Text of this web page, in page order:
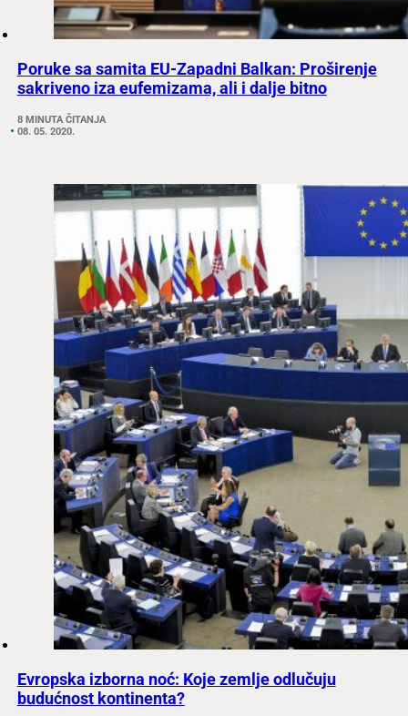
Poruke sa samita EU-Zapadni Balkan: Proširenje
sakriveno iza eufemizama, ali i dalje bitno
8 MINUTA ČITANJA
08. 05. 2020.
Evropska izborna noć: Koje zemlje odlučuju
budućnost kontinenta?